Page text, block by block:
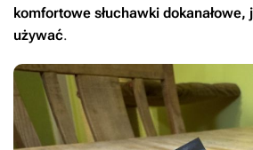
komfortowe słuchawki dokanałowe,
używać.